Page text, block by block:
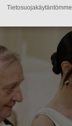
Tietosuojakäytäntömme